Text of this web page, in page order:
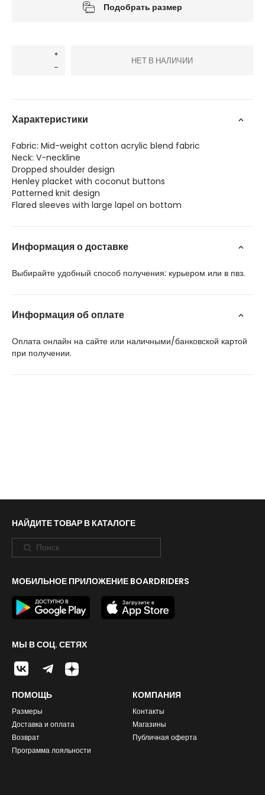
Подобрать размер
НЕТ В НАЛИЧИИ
Характеристики
Fabric: Mid-weight cotton acrylic blend fabric
Neck: V-neckline
Dropped shoulder design
Henley placket with coconut buttons
Patterned knit design
Flared sleeves with large lapel on bottom
Информация о доставке
Выбирайте удобный способ получения: курьером или в пвз.
Информация об оплате
Оплата онлайн на сайте или наличными/банковской картой
при получении.
НАЙДИТЕ ТОВАР В КАТАЛОГЕ
МОБИЛЬНОЕ ПРИЛОЖЕНИЕ BOARDRIDERS
МЫ В СОЦ. СЕТЯХ
ПОМОЩЬ
Размеры
Доставка и оплата
Возврат
Программа лояльности
КОМПАНИЯ
Контакты
Магазины
Публичная оферта